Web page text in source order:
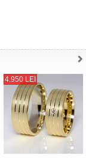
4.950 LEI